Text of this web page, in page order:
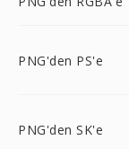
PNG'den PS'e
PNG'den SK'e